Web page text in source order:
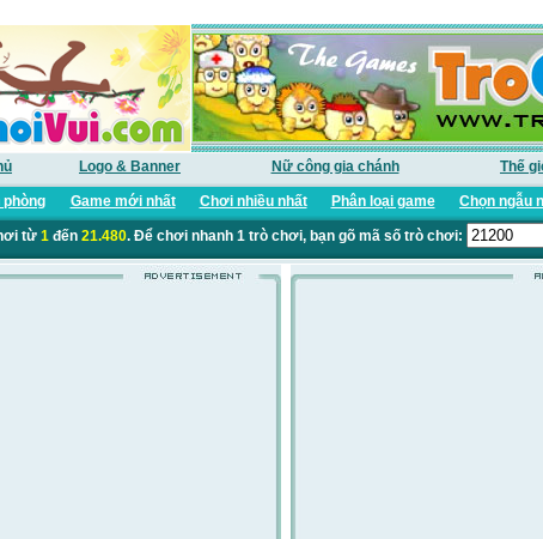
Logo & Banner Nữ công gia chánh Thế
phòng
Game mới nhất Chơi nhiều nhất Phân loại game Chọn ngẫu
từ 1đến 21.480. Để chơi nhanh 1 trò chơi, bạn gõ mã số trò chơi: